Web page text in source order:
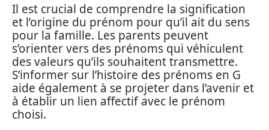
Il est crucial de comprendre la signification
et l’origine du prénom pour qu’il ait du sens
pour la famille. Les parents peuvent
s’orienter vers des prénoms qui véhiculent
des valeurs qu’ils souhaitent transmettre.
S’informer sur l’histoire des prénoms en G
aide également à se projeter dans l’avenir et
à établir un lien affectif avec le prénom
choisi.